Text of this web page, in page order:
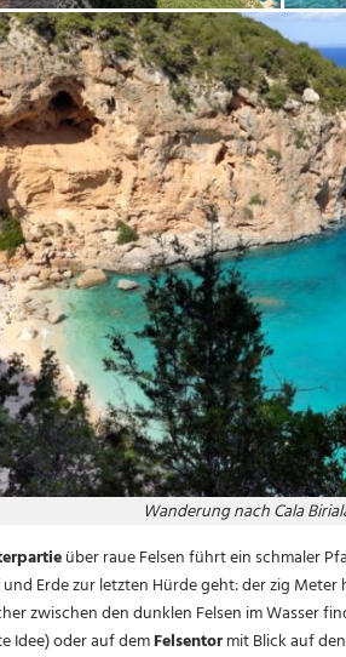
Wanderung nach Cala
über raue Felsen führt ein schmaler
Erde zur letzten Hürde geht: der zig
zwischen den dunklen Felsen im Wasser
Idee) oder auf demFelsentormit Blick auf